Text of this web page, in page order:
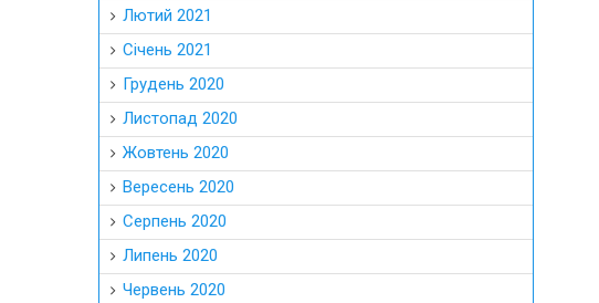
Лютий 2021
Січень 2021
Грудень 2020
Листопад 2020
Жовтень 2020
Вересень 2020
Серпень 2020
Липень 2020
Червень 2020